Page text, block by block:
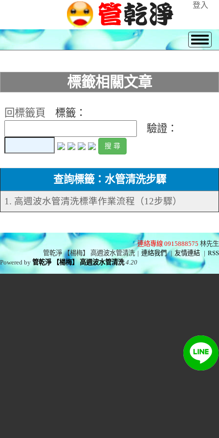
登入
標籤相關文章
回標籤頁
標籤：
驗證：
查詢標籤：水管清洗步驟
1. 高週波水管清洗標準作業流程（12步驟）
連絡專線 0915888575 林先生
管乾淨 【楊梅】 高週波水管清洗 | 連絡我們 | 友情連結 | RSS
Powered by管乾淨 【楊梅】 高週波水管清洗 4.20